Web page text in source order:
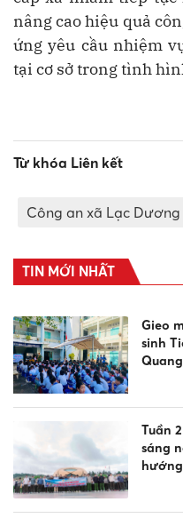
nâng cao hiệu quả
ứng yêu cầu nhiệm
tại cơ sở trong tình
Từ khóa Liên kết
Công an xã Lạc Dương
TIN MỚI NHẤT
Gieo
sinh
Tuần
sáng